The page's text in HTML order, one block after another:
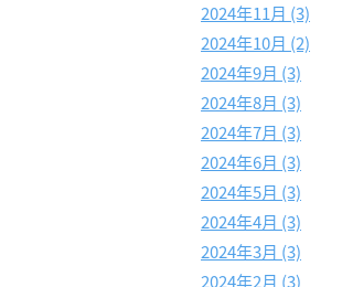
2024年11月 (3)
2024年10月 (2)
2024年9月 (3)
2024年8月 (3)
2024年7月 (3)
2024年6月 (3)
2024年5月 (3)
2024年4月 (3)
2024年3月 (3)
2024年2月 (3)